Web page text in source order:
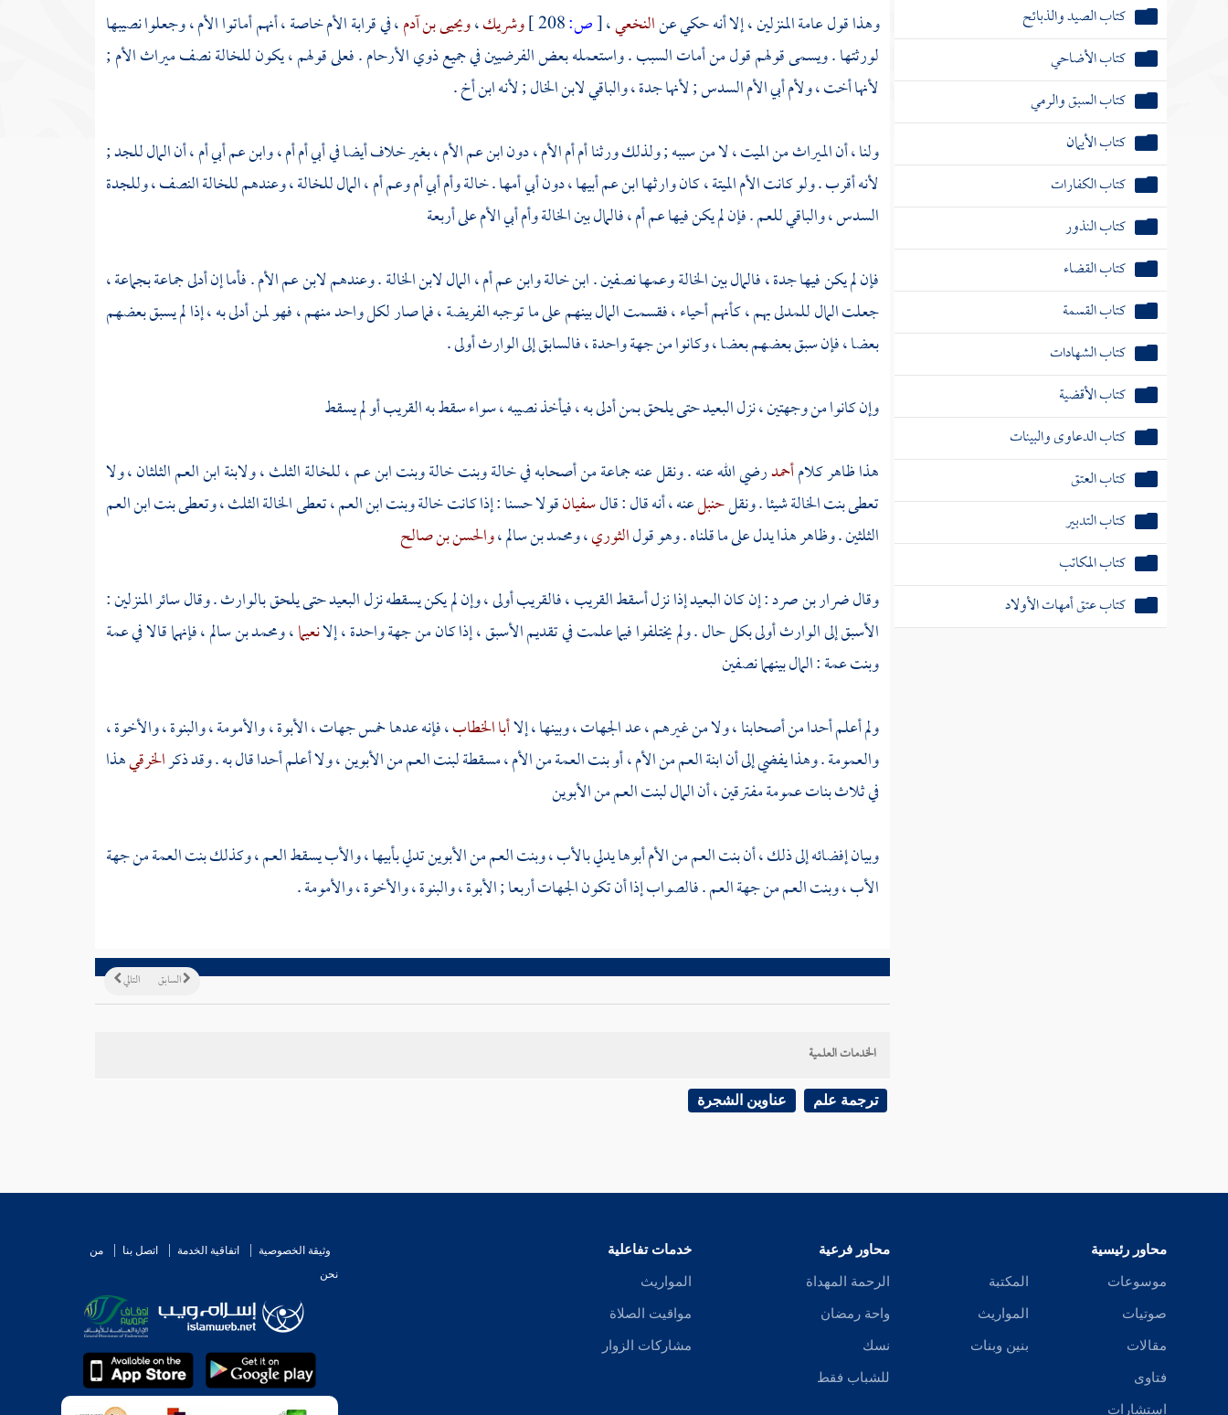
كتاب الصيد والذبائح
كتاب الأضاحي
كتاب السبق والرمي
كتاب الأيمان
كتاب الكفارات
كتاب النذور
كتاب القضاء
كتاب القسمة
كتاب الشهادات
كتاب الأقضية
كتاب الدعاوى والبينات
كتاب العتق
كتاب التدبير
كتاب المكاتب
كتاب عتق أمهات الأولاد
وهذا قول عامة المنزلين ، إلا أنه حكي عنالنخعي،[ص: وشريك،ويحيى بن آدم، في قرابة الأم خاصة ، أنهم أماتوا الأم ، وجعلوا نصيبها
لورثتها . ويسمى قولهم قول من أمات السبب . واستعمله بعض الفرضيين في جميع ذوي الأرحام . فعلى قولهم ، يكون للخالة نصف ميراث الأم ;
لأنها أخت ، ولأم أبي الأم السدس ; لأنها جدة ، والباقي لابن الخال ; لأنه ابن أخ .
ولنا ، أن الميراث من الميت ، لا من سببه ; ولذلك ورثنا أم أم الأم ، دون ابن عم الأم ، بغير خلاف أيضا في أبي أم أم ، وابن عم أبي أم ، أن المال للجد ;
لأنه أقرب . ولو كانت الأم الميتة ، كان وارثها ابن عم أبيها ، دون أبي أمها . خالة وأم أبي أم وعم أم ، المال للخالة ، وعندهم للخالة النصف ، وللجدة
السدس ، والباقي للعم . فإن لم يكن فيها عم أم ، فالمال بين الخالة وأم أبي الأم على أربعة
فإن لم يكن فيها جدة ، فالمال بين الخالة وعمها نصفين . ابن خالة وابن عم أم ، المال لابن الخالة . وعندهم لابن عم الأم . فأما إن أدلى جماعة بجماعة ،
جعلت المال للمدلى بهم ، كأنهم أحياء ، فقسمت المال بينهم على ما توجبه الفريضة ، فما صار لكل واحد منهم ، فهو لمن أدلى به ، إذا لم يسبق بعضهم
بعضا ، فإن سبق بعضهم بعضا ، وكانوا من جهة واحدة ، فالسابق إلى الوارث أولى .
وإن كانوا من وجهتين ، نزل البعيد حتى يلحق بمن أدلى به ، فيأخذ نصيبه ، سواء سقط به القريب أو لم يسقط
هذا ظاهر كلامأحمدرضي الله عنه . ونقل عنه جماعة من أصحابه في خالة وبنت خالة وبنت ابن عم ، للخالة الثلث ، ولابنة ابن العم الثلثان ، ولا
تعطى بنت الخالة شيئا . ونقلحنبلعنه ، أنه قال : قالسفيانقولا حسنا : إذا كانت خالة وبنت ابن العم ، تعطى الخالة الثلث ، وتعطى بنت ابن العم
الثلثين . وظاهر هذا يدل على ما قلناه . وهو قولالثوري،ومحمد بن سالم،والحسن بن صالح
وقالضرار بن صرد: إن كان البعيد إذا نزل أسقط القريب ، فالقريب أولى ، وإن لم يكن يسقطه نزل البعيد حتى يلحق بالوارث . وقال سائر المنزلين :
الأسبق إلى الوارث أولى بكل حال . ولم يختلفوا فيما علمت في تقديم الأسبق ، إذا كان من جهة واحدة ، إلانعيما،ومحمد بن سالم، فإنهما قالا في عمة
وبنت عمة : المال بينهما نصفين
ولم أعلم أحدا من أصحابنا ، ولا من غيرهم ، عد الجهات ، وبينها ، إلاأبا الخطاب، فإنه عدها خمس جهات ، الأبوة ، والأمومة ، والبنوة ، والأخوة ،
والعمومة . وهذا يفضي إلى أن ابنة العم من الأم ، أو بنت العمة من الأم ، مسقطة لبنت العم من الأبوين ، ولا أعلم أحدا قال به . وقد ذكرالخرقيهذا
في ثلاث بنات عمومة مفترقين ، أن المال لبنت العم من الأبوين
وبيان إفضائه إلى ذلك ، أن بنت العم من الأم أبوها يدلي بالأب ، وبنت العم من الأبوين تدلي بأبيها ، والأب يسقط العم ، وكذلك بنت العمة من جهة
الأب ، وبنت العم من جهة العم . فالصواب إذا أن تكون الجهات أربعا ; الأبوة ، والبنوة ، والأخوة ، والأمومة .
التالي السابق
الخدمات العلمية
ترجمة علم عناوين الشجرة
محاور رئيسية
موسوعات
صوتيات
مقالات
فتاوى
استشارات
المكتبة
المواريث
بنين وبنات
محاور فرعية
الرحمة المهداة
واحة رمضان
نسك
للشباب فقط
خدمات تفاعلية
المواريث
مواقيت الصلاة
مشاركات الزوار
وثيقة الخصوصية اتفاقية الخدمة اتصل بنا
من
نحن